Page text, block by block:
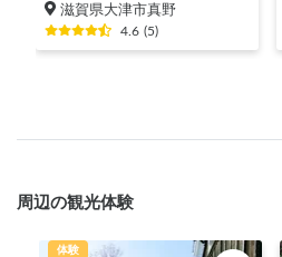
滋賀県大津市真野
4.6 (5)
周辺の観光体験
体験